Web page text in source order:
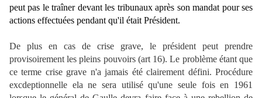
peut pas le traîner devant les tribunaux après son mandat pour ses
actions effectuées pendant qu'il était Président.
De plus en cas de crise grave, le président peut prendre
provisoirement les pleins pouvoirs (art 16). Le problème étant que
ce terme crise grave n'a jamais été clairement défini. Procédure
excdeptionnelle ela ne sera utilisé qu'une seule fois en 1961